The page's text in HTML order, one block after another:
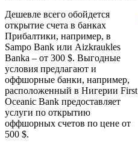
Дешевле всего обойдется
открытие счета в банках
Прибалтики, например, в
Sampo Bank или Aizkraukles
Banka – от 300 $. Выгодные
условия предлагают и
оффшорные банки, например,
расположенный в Нигерии First
Oceanic Bank предоставляет
услуги по открытию
оффшорных счетов по цене от
500 $.